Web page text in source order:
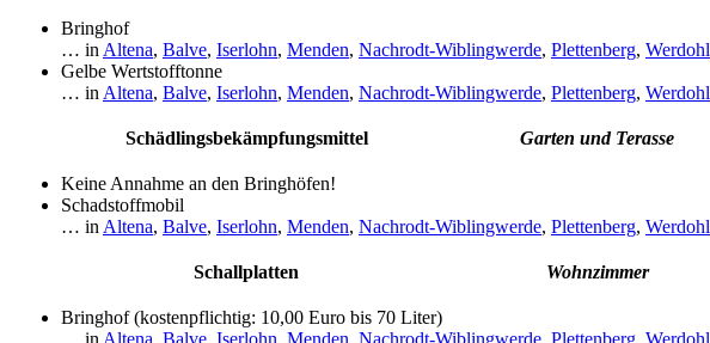
Bringhof
… in Altena, Balve, Iserlohn, Menden, Nachrodt-Wiblingwerde, Plettenberg, Werdohl
Gelbe Wertstofftonne
… in Altena, Balve, Iserlohn, Menden, Nachrodt-Wiblingwerde, Plettenberg, Werdohl
Schädlingsbekämpfungsmittel Garten und Terasse
Keine Annahme an den Bringhöfen!
Schadstoffmobil
… in Altena, Balve, Iserlohn, Menden, Nachrodt-Wiblingwerde, Plettenberg, Werdohl
Schallplatten Wohnzimmer
Bringhof (kostenpflichtig: 10,00 Euro bis 70 Liter)
… in Altena Balve Iserlohn Menden Nachrodt-Wiblingwerde Plettenberg Werdohl